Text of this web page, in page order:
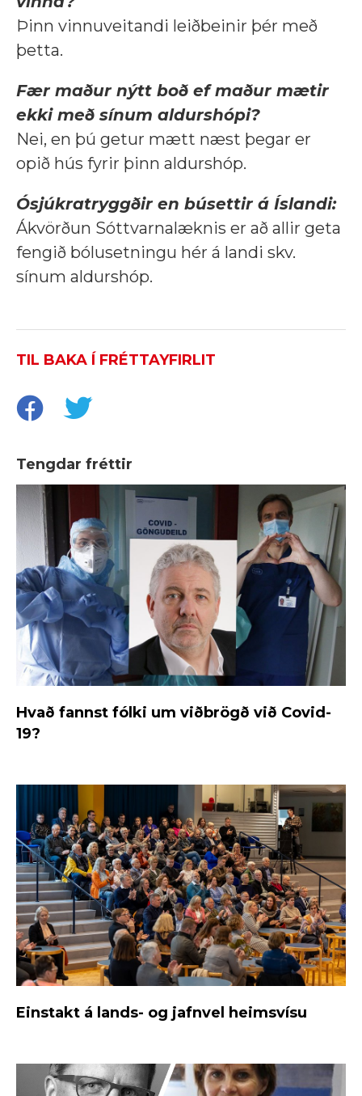
Þinn vinnuveitandi leiðbeinir þér með
þetta.
Fær maður nýtt boð ef maður mætir
ekki með sínum aldurshópi?
Nei, en þú getur mætt næst þegar er
opið hús fyrir þinn aldurshóp.
Ósjúkratryggðir en búsettir á Íslandi:
Ákvörðun Sóttvarnalæknis er að allir geta
fengið bólusetningu hér á landi skv.
sínum aldurshóp.
TIL BAKA Í FRÉTTAYFIRLIT
Tengdar fréttir
Hvað fannst fólki um viðbrögð við Covid-
19?
Einstakt á lands- og jafnvel heimsvísu